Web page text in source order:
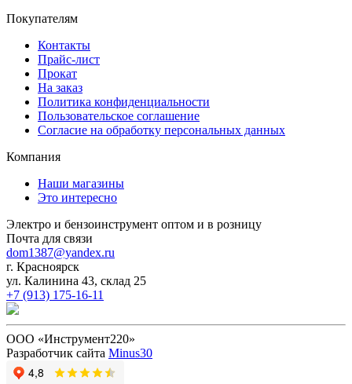
Покупателям
Контакты
Прайс-лист
Прокат
На заказ
Политика конфиденциальности
Пользовательское соглашение
Согласие на обработку персональных данных
Компания
Наши магазины
Это интересно
Электро и бензоинструмент оптом и в розницу
Почта для связи
dom1387@yandex.ru
г. Красноярск
ул. Калинина 43, склад 25
+7 (913) 175-16-11
ООО «Инструмент220»
Разработчик сайта Minus30